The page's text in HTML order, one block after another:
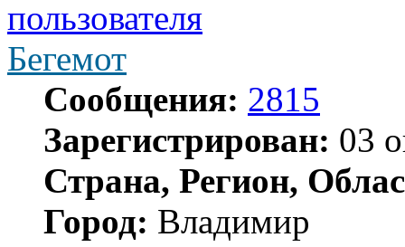
Бегемот
Сообщения: 2815
Зарегистрирован: 03
Страна, Регион,
Город: Владимир